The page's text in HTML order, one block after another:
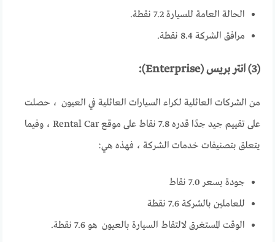
الحالة العامة للسيارة 7.2 نقطة.
مرافق الشركة 8.4 نقطة.
(3) انتر بريس (Enterprise):
من الشركات العائلية لكراء السيارات العائلية في العيون ، حصلت
على تقييم جيد جدًا قدره 7.8 نقاط على موقع Rental Car ، وفيما
يتعلق بتصنيفات خدمات الشركة ، فهذه هي:
جودة بسعر 7.0 نقاط
للعاملين بالشركة 7.6 نقطة
الوقت المستغرق لالتقاط السيارة بالعيون هو 7.6 نقطة.